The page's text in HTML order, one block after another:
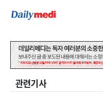
관련기사